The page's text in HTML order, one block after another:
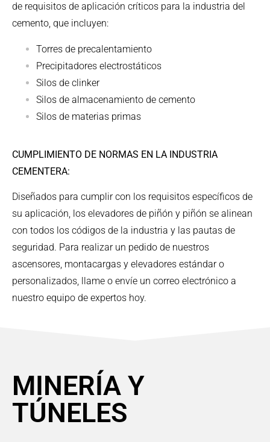
de requisitos de aplicación críticos para la industria del
cemento, que incluyen:
Torres de precalentamiento
Precipitadores electrostáticos
Silos de clinker
Silos de almacenamiento de cemento
Silos de materias primas
CUMPLIMIENTO DE NORMAS EN LA INDUSTRIA
CEMENTERA:
Diseñados para cumplir con los requisitos específicos de
su aplicación, los elevadores de piñón y piñón se alinean
con todos los códigos de la industria y las pautas de
seguridad. Para realizar un pedido de nuestros
ascensores, montacargas y elevadores estándar o
personalizados, llame o envíe un correo electrónico a
nuestro equipo de expertos hoy.
MINERÍA Y
TÚNELES